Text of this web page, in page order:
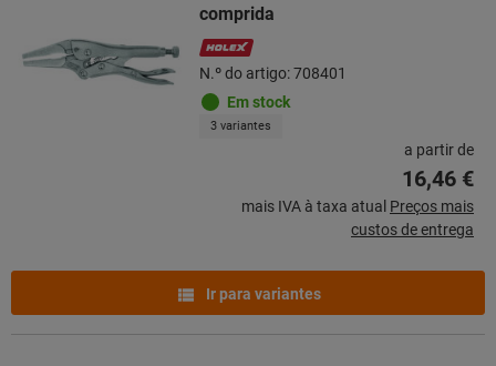
comprida
N.º do artigo: 708401
Em stock
3 variantes
a partir de
16,46 €
mais IVA à taxa atual Preços mais
custos de entrega
Ir para variantes